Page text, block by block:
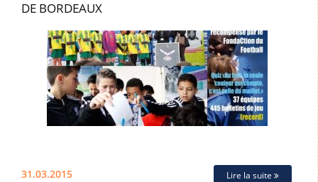
DE BORDEAUX
31.03.2015 Lire la suite